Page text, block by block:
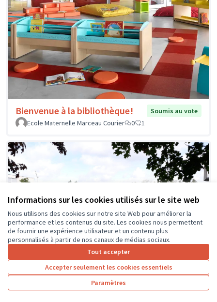
Informations sur les cookies utilisés sur le site web
Nous utilisons des cookies sur notre site Web pour améliorer la
performance et les contenus du site. Les cookies nous permettent
de fournir une expérience utilisateur et un contenu plus
personnalisés à partir de nos canaux de médias sociaux.
Tout accepter
Accepter seulement les cookies essentiels
Paramètres
Bienvenue à la bibliothèque!
Soumis au vote
Ecole Maternelle Marceau Courier
0 1